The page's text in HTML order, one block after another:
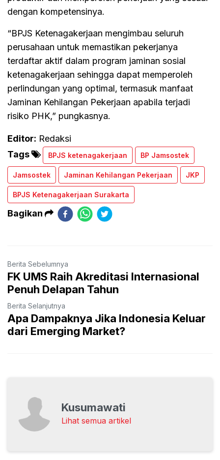
dengan kompetensinya.
“BPJS Ketenagakerjaan mengimbau seluruh
perusahaan untuk memastikan pekerjanya
terdaftar aktif dalam program jaminan sosial
ketenagakerjaan sehingga dapat memperoleh
perlindungan yang optimal, termasuk manfaat
Jaminan Kehilangan Pekerjaan apabila terjadi
risiko PHK,” pungkasnya.
Editor: Redaksi
Tags
BPJS ketenagakerjaan BP Jamsostek
Jamsostek Jaminan Kehilangan Pekerjaan JKP
BPJS Ketenagakerjaan Surakarta
Bagikan
Berita Sebelumnya
FK UMS Raih Akreditasi Internasional
Penuh Delapan Tahun
Berita Selanjutnya
Apa Dampaknya Jika Indonesia Keluar
dari Emerging Market?
Kusumawati
Lihat semua artikel